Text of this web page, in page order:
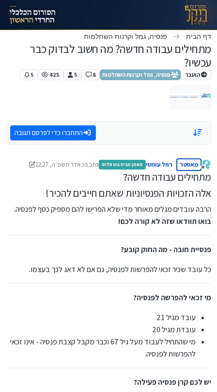
דילוג לתוכן
דף הבית פנסיה, גמל וקרנות השתלמות
מתחילים עבודה חדשה? מה חשוב לבדוק כבר
עכשיו?
הועבר פנסיה, גמל וקרנות השתלמות 8
5
425
5
התחברו כדי לפרסם תגובה
מנותק
מאסטר רחל עומסי מאמן מבית גוט פלוס כתב בכ אדר תשפ״ה, 12:27
נערך לאחרונה על ידי רחל עומסי
מתחילים עבודה חדשה?
אלה הזכויות הפנסיוניות שאתם חייבים להכיר!
הרבה עובדים מגלים מאוחר מדי שלא הפרישו להם מספיק כסף לפנסיה.
בואו תוודאו שזה לא קורה לכם!
פנסיית חובה - מה החוק קובע?
כל עובד שכיר זכאי להפרשות לפנסיה, גם אם לא דאג לכך בעצמו.
מי זכאי להפרשה לפנסיה?
עובד מגיל 21
עובדת מגיל 20
מי שהתחיל לעבוד מעל גיל 67 וכבר מקבל קצבת פנסיה - אינו זכאי
להפרשות לפנסיה.
יש לכם קרן פנסיה פעילה?